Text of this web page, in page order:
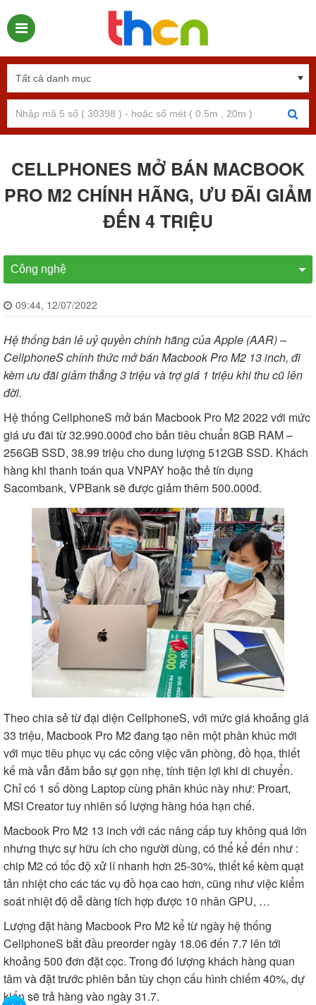
CELLPHONES MỞ BÁN MACBOOK
PRO M2 CHÍNH HÃNG, ƯU ĐÃI GIẢM
ĐẾN 4 TRIỆU
Công nghệ
09:44, 12/07/2022
Hệ thống bán lẻ uỷ quyền chính hãng của Apple (AAR) –
CellphoneS chính thức mở bán Macbook Pro M2 13 inch, đi
kèm ưu đãi giảm thẳng 3 triệu và trợ giá 1 triệu khi thu cũ lên
đời.
Hệ thống CellphoneS mở bán Macbook Pro M2 2022 với mức
giá ưu đãi từ 32.990.000đ cho bản tiêu chuẩn 8GB RAM –
256GB SSD, 38.99 triệu cho dung lượng 512GB SSD. Khách
hàng khi thanh toán qua VNPAY hoặc thẻ tín dụng
Sacombank, VPBank sẽ được giảm thêm 500.000đ.
Theo chia sẻ từ đại diện CellphoneS, với mức giá khoảng giá
33 triệu, Macbook Pro M2 đang tạo nên một phân khúc mới
với mục tiêu phục vụ các công việc văn phòng, đồ họa, thiết
kế mà vẫn đảm bảo sự gọn nhẹ, tính tiện lợi khi di chuyển.
Chỉ có 1 số dòng Laptop cùng phân khúc này như: Proart,
MSI Creator tuy nhiên số lượng hàng hóa hạn chế.
Macbook Pro M2 13 inch với các nâng cấp tuy không quá lớn
nhưng thực sự hữu ích cho người dùng, có thể kể đến như :
chip M2 có tốc độ xử lí nhanh hơn 25-30%, thiết kế kèm quạt
tản nhiệt cho các tác vụ đồ họa cao hơn, cũng như việc kiểm
soát nhiệt độ dễ dàng tích hợp được 10 nhân GPU, …
Lượng đặt hàng Macbook Pro M2 kể từ ngày hệ thống
CellphoneS bắt đầu preorder ngày 18.06 đến 7.7 lên tới
khoảng 500 đơn đặt cọc. Trong đó lượng khách hàng quan
tâm và đặt trước phiên bản tùy chọn cấu hình chiếm 40%, dự
kiến sẽ trả hàng vào ngày 31.7.